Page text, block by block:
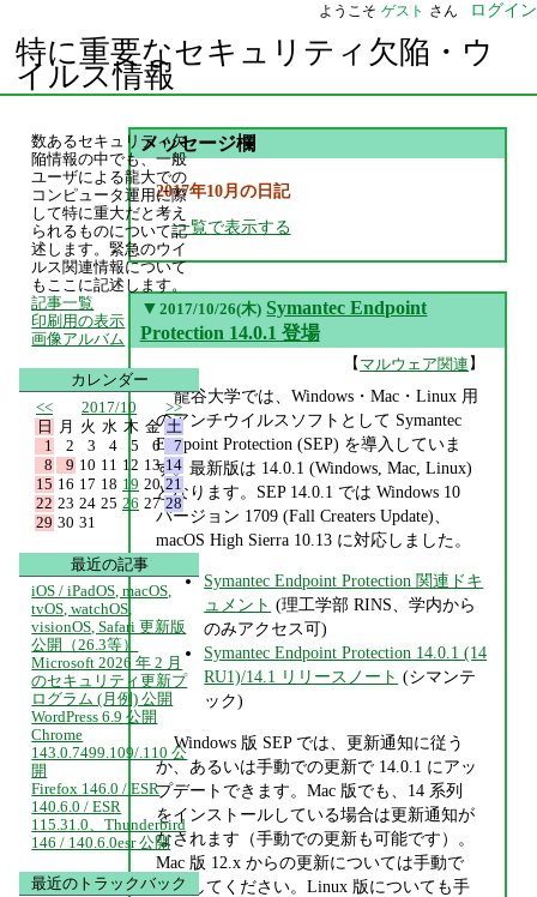
ようこそ ゲスト さん ログイン
特に重要なセキュリティ欠陥・ウ
イルス情報
メッセージ欄
2017年10月の日記
一覧で表示する
▼ 2017/10/26(木) Symantec Endpoint
Protection 14.0.1 登場
【 マルウェア関連 】
龍谷大学では、Windows・Mac・Linux 用
のアンチウイルスソフトとして Symantec
Endpoint Protection (SEP) を導入していま
す。最新版は 14.0.1 (Windows, Mac, Linux)
となります。SEP 14.0.1 では Windows 10
バージョン 1709 (Fall Creaters Update)、
macOS High Sierra 10.13 に対応しました。
Symantec Endpoint Protection 関連ドキ
ュメント (理工学部 RINS、学内から
のみアクセス可)
Symantec Endpoint Protection 14.0.1 (14
RU1)/14.1 リリースノート (シマンテ
ック)
Windows 版 SEP では、更新通知に従う
か、あるいは手動での更新で 14.0.1 にアッ
プデートできます。Mac 版でも、14 系列
をインストールしている場合は更新通知が
なされます（手動での更新も可能です）。
Mac 版 12.x からの更新については手動で
実施してください。Linux 版についても手
数あるセキュリティ欠
陥情報の中でも、一般
ユーザによる龍大での
コンピュータ運用に際
して特に重大だと考え
られるものについて記
述します。緊急のウイ
ルス関連情報について
もここに記述します。
記事一覧
印刷用の表示
画像アルバム
カレンダー
<<
2017/10
>>
日
月 火 水 木 金 土
1
2 3 4 5 6
7
8
9 10 11 12 13 14
15 16 17 18 19 20 21
22 23 24 25 26 27 28
29 30 31
最近の記事
iOS / iPadOS, macOS,
tvOS, watchOS,
visionOS, Safari 更新版
公開（26.3等）
Microsoft 2026 年 2 月
のセキュリティ更新プ
ログラム (月例) 公開
WordPress 6.9 公開
Chrome
143.0.7499.109/.110 公
開
Firefox 146.0 / ESR
140.6.0 / ESR
115.31.0、Thunderbird
146 / 140.6.0esr 公開
最近のトラックバック